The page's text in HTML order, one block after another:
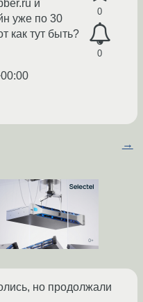
0
0
и
уже по 30
как тут быть?
→
но продолжали